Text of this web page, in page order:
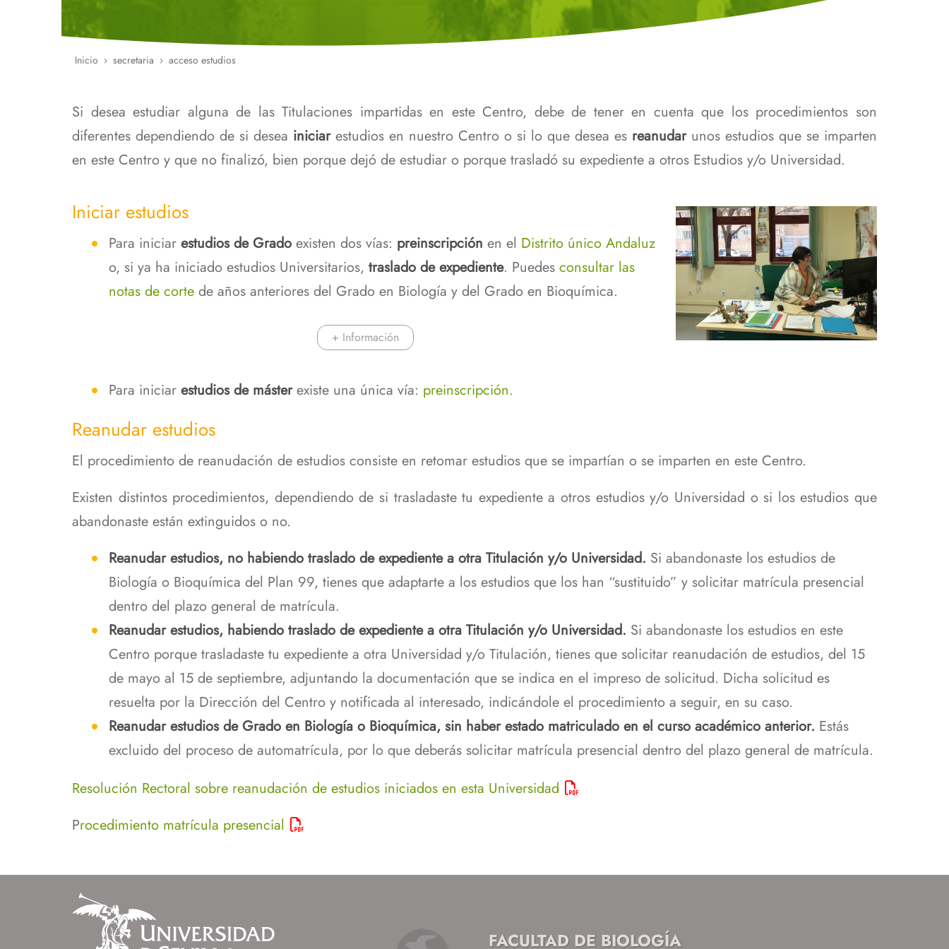
Localización
Adaptación
Títulos
Premios
Programas asignaturas
certificados
Atención a la Discapacidad,
NEAE y problemas de salud
Programa de Doctorado en
Biología Integrada
Atención a la Discapacidad,
NEAE y problemas de salud
Ruta
navegación
Inicio secretaria acceso estudios
Si desea estudiar alguna de las Titulaciones impartidas en este Centro, debe de tener en cuenta que los procedimientos son
diferentes dependiendo de si desea iniciarestudios en nuestro Centro o si lo que desea es reanudarunos estudios que se imparten
en este Centro y que no finalizó, bien porque dejó de estudiar o porque trasladó su expediente a otros Estudios y/o Universidad.
Iniciar estudios
Para iniciar estudios de Grado existen dos vías: preinscripción en el Distrito único Andaluz
o, si ya ha iniciado estudios Universitarios, traslado de expediente. Puedes consultar las
notas de corte de años anteriores del Grado en Biología y del Grado en Bioquímica.
+ Información
Para iniciar estudios de másterexiste una única vía: preinscripción.
Reanudar estudios
El procedimiento de reanudación de estudios consiste en retomar estudios que se impartían o se imparten en este Centro.
Existen distintos procedimientos, dependiendo de si trasladaste tu expediente a otros estudios y/o Universidad o si los estudios que
abandonaste están extinguidos o no.
Reanudar estudios, no habiendo traslado de expediente a otra Titulación y/o Universidad. Si abandonaste los estudios de
Biología o Bioquímica del Plan 99, tienes que adaptarte a los estudios que los han “sustituido” y solicitar matrícula presencial
dentro del plazo general de matrícula.
Reanudar estudios, habiendo traslado de expediente a otra Titulación y/o Universidad. Si abandonaste los estudios en este
Centro porque trasladaste tu expediente a otra Universidad y/o Titulación, tienes que solicitar reanudación de estudios, del 15
de mayo al 15 de septiembre, adjuntando la documentación que se indica en el impreso de solicitud. Dicha solicitud es
resuelta por la Dirección del Centro y notificada al interesado, indicándole el procedimiento a seguir, en su caso.
Reanudar estudios de Grado en Biología o Bioquímica, sin haber estado matriculado en el curso académico anterior. Estás
excluido del proceso de automatrícula, por lo que deberás solicitar matrícula presencial dentro del plazo general de matrícula.
Resolución Rectoral sobre reanudación de estudios iniciados en esta Universidad
Procedimiento matrícula presencial
FACULTAD DE BIOLOGÍA